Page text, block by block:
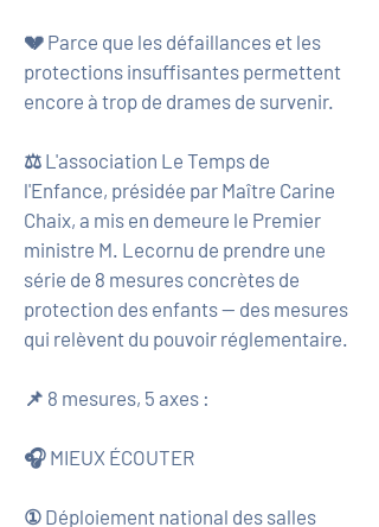
💔 Parce que les défaillances et les
protections insuffisantes permettent
encore à trop de drames de survenir.
⚖️ L'association Le Temps de
l'Enfance, présidée par Maître Carine
Chaix, a mis en demeure le Premier
ministre M. Lecornu de prendre une
série de 8 mesures concrètes de
protection des enfants — des mesures
qui relèvent du pouvoir réglementaire.
📌 8 mesures, 5 axes :
🎧 MIEUX ÉCOUTER
① Déploiement national des salles